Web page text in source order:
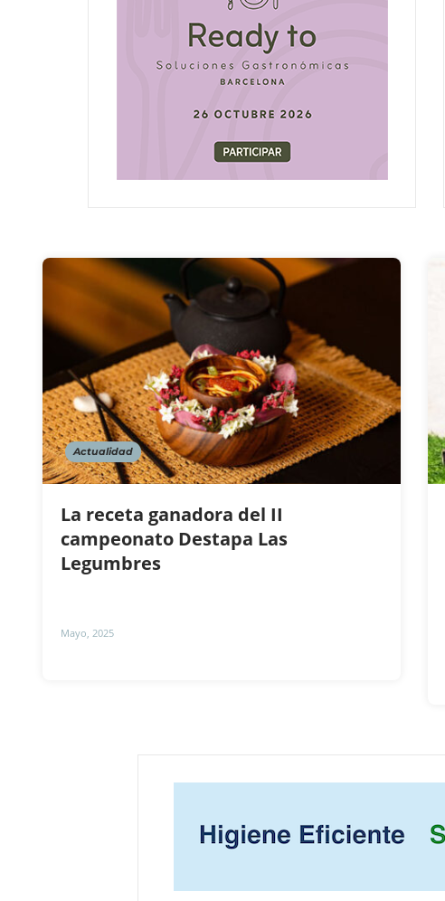
Actualidad
La receta ganadora del II
campeonato Destapa Las
Legumbres
Mayo, 2025